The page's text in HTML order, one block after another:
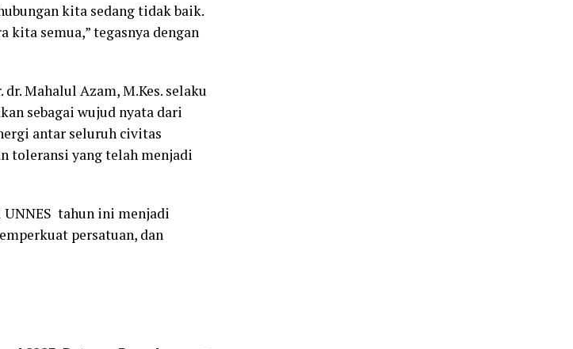
kita sedang tidak baik.
kita semua,” tegasnya dengan
Mahalul Azam, M.Kes. selaku
sebagai wujud nyata dari
antar seluruh civitas
toleransi yang telah menjadi
UNNES tahun ini menjadi
persatuan, dan